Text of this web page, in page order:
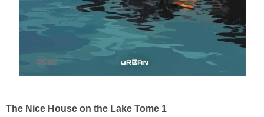
The Nice House on the Lake Tome 1